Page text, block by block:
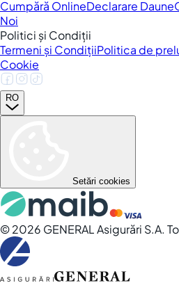
Cumpără OnlineDeclarare Daune
Noi
Politici și Condiții
Termeni și CondițiiPolitica de
Cookie
RO
Setări cookies
©2026 GENERAL Asigurări S.A.